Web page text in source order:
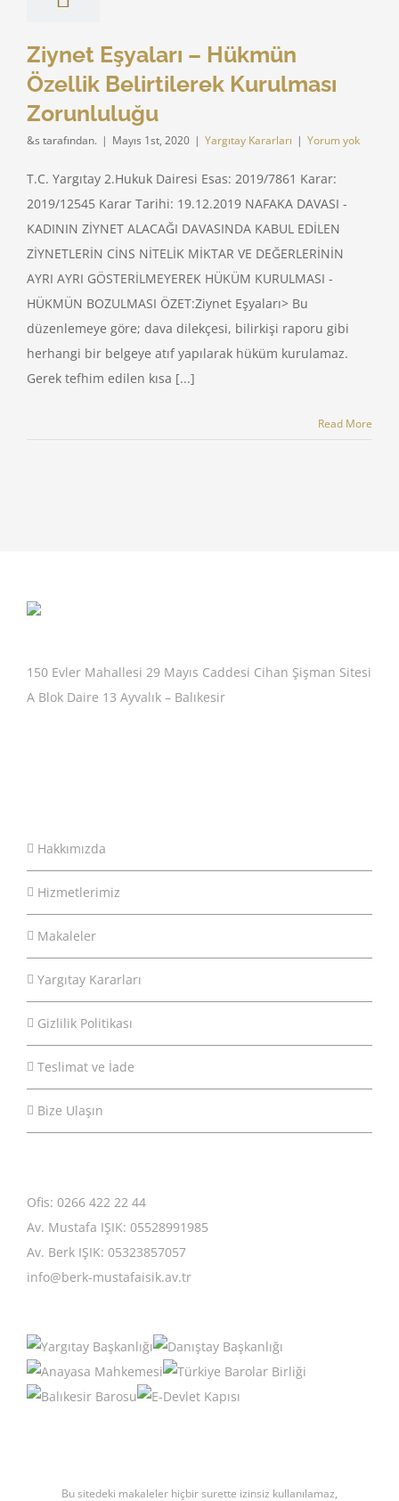
Ziynet Eşyaları – Hükmün
Özellik Belirtilerek Kurulması
Zorunluluğu
&s tarafından. | Mayıs 1st, 2020 | Yargıtay Kararları | Yorum yok
T.C. Yargıtay 2.Hukuk Dairesi Esas: 2019/7861 Karar:
2019/12545 Karar Tarihi: 19.12.2019 NAFAKA DAVASI -
KADININ ZİYNET ALACAĞI DAVASINDA KABUL EDİLEN
ZİYNETLERİN CİNS NİTELİK MİKTAR VE DEĞERLERİNİN
AYRI AYRI GÖSTERİLMEYEREK HÜKÜM KURULMASI -
HÜKMÜN BOZULMASI ÖZET:Ziynet Eşyaları> Bu
düzenlemeye göre; dava dilekçesi, bilirkişi raporu gibi
herhangi bir belgeye atıf yapılarak hüküm kurulamaz.
Gerek tefhim edilen kısa [...]
Read More
150 Evler Mahallesi 29 Mayıs Caddesi Cihan Şişman Sitesi
A Blok Daire 13 Ayvalık – Balıkesir
Hakkımızda
Hizmetlerimiz
Makaleler
Yargıtay Kararları
Gizlilik Politikası
Teslimat ve İade
Bize Ulaşın
Ofis: 0266 422 22 44
Av. Mustafa IŞIK: 05528991985
Av. Berk IŞIK: 05323857057
info@berk-mustafaisik.av.tr
Bu sitedeki makaleler hiçbir surette izinsiz kullanılamaz,